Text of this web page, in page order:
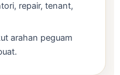
repair, tenant,
arahan peguam